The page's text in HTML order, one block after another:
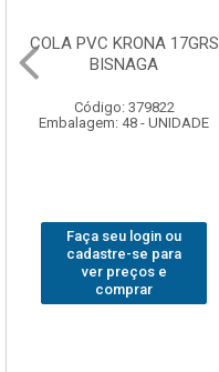
COLA PVC KRONA 17GRS
BISNAGA
Código: 379822
Embalagem: 48 - UNIDADE
Faça seu login ou
cadastre-se para
ver preços e
comprar